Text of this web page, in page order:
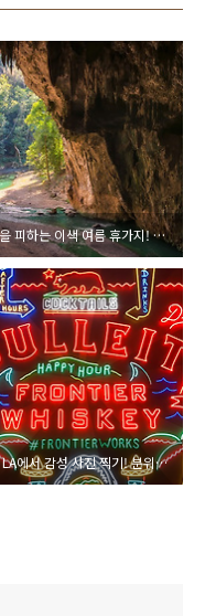
태양을 피하는 이색 여름 휴가지! <신비한 동굴 체험 장소 BEST 4>
미국 LA에서 감성 사진 찍기! 분위기 좋은 곳 5